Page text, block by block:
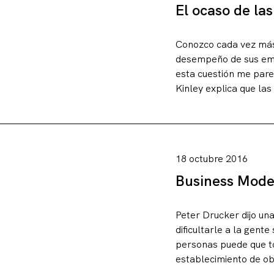
Artículos
Charlas y
El ocaso de
Conozco cada vez
desempeño de sus
esta cuestión me
Kinley explica que
18 octubre 2016
Business
Peter Drucker dijo
dificultarle a la gente
personas puede que
establecimiento de